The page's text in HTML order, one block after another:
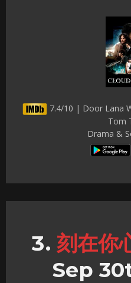
7.4/10 | Door Lana
Tom
Drama &
刻在你
Sep